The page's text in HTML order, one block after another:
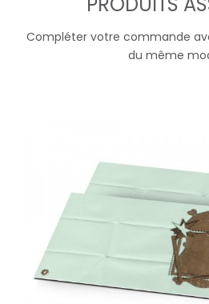
Compléter votre commande
du même